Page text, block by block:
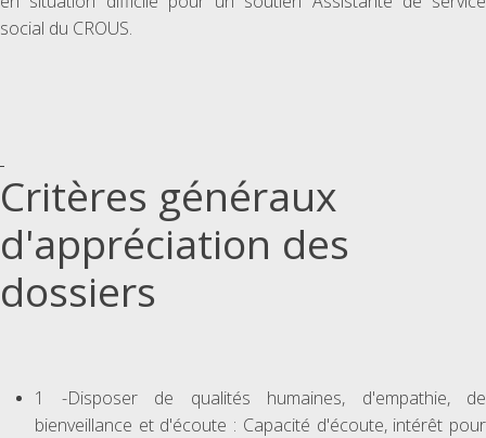
social du CROUS.
Critères généraux
d'appréciation des
dossiers
1 -Disposer de qualités humaines, d'empathie, de
bienveillance et d'écoute : Capacité d'écoute, intérêt pour